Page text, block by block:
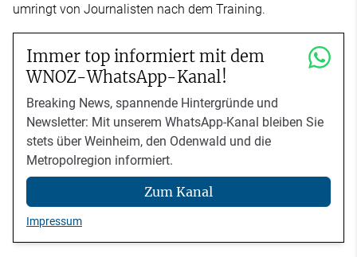
umringt von Journalisten nach dem Training.
Immer top informiert mit dem
WNOZ-WhatsApp-Kanal!
Breaking News, spannende Hintergründe und
Newsletter: Mit unserem WhatsApp-Kanal bleiben Sie
stets über Weinheim, den Odenwald und die
Metropolregion informiert.
Zum Kanal
Impressum